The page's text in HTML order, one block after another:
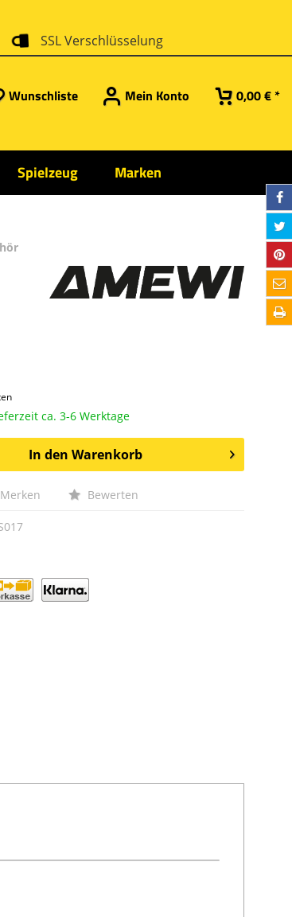
SSL Verschlüsselung
Wunschliste Mein Konto 0,00 € *
Spielzeug Marken
ca. 3-6 Werktage
In den Warenkorb
Merken Bewerten